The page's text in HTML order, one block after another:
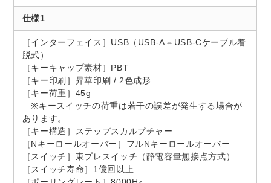
仕様1
［インターフェイス］USB（USB-A⇔USB-Cケーブル着
脱式）
［キーキャップ素材］PBT
［キー印刷］昇華印刷 / 2色成形
［キー荷重］45g
※キースイッチの荷重は若干の誤差が発生する場合が
あります。
［キー構造］ステップスカルプチャー
［Nキーロールオーバー］フルNキーロールオーバー
［スイッチ］東プレスイッチ（静電容量無接点方式）
［スイッチ寿命］1億回以上